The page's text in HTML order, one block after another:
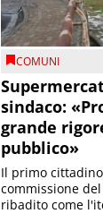
COMUNI
sindaco:
grande
pubblico»
Il primo
commissione
ribadito come